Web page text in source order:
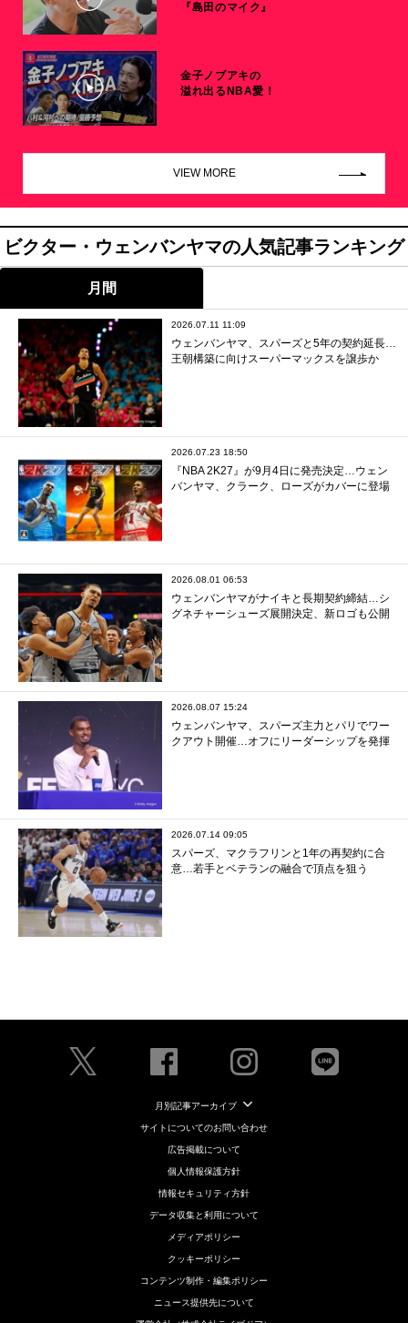
『島田のマイク』
金子ノブアキの
溢れ出るNBA愛！
VIEW MORE
ビクター・ウェンバンヤマの人気記事ランキング
月間
2026.07.11 11:09
ウェンバンヤマ、スパーズと5年の契約延長…
王朝構築に向けスーパーマックスを譲歩か
2026.07.23 18:50
『NBA 2K27』が9月4日に発売決定…ウェン
バンヤマ、クラーク、ローズがカバーに登場
2026.08.01 06:53
ウェンバンヤマがナイキと長期契約締結…シ
グネチャーシューズ展開決定、新ロゴも公開
2026.08.07 15:24
ウェンバンヤマ、スパーズ主力とパリでワー
クアウト開催…オフにリーダーシップを発揮
2026.07.14 09:05
スパーズ、マクラフリンと1年の再契約に合
意…若手とベテランの融合で頂点を狙う
月別記事アーカイブ
サイトについてのお問い合わせ
広告掲載について
個人情報保護方針
情報セキュリティ方針
データ収集と利用について
メディアポリシー
クッキーポリシー
コンテンツ制作・編集ポリシー
ニュース提供先について